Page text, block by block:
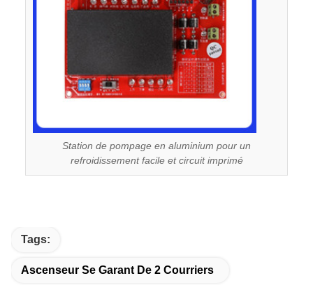
Station de pompage en aluminium pour un
refroidissement facile et circuit imprimé
Tags:
Ascenseur Se Garant De 2 Courriers